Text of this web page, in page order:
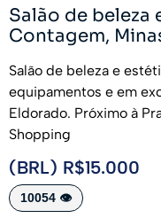
Salão de beleza
Contagem,
Salão de beleza e
equipamentos e em
Eldorado. Próximo à
Shopping
(BRL) R$15.000
10054 👁️